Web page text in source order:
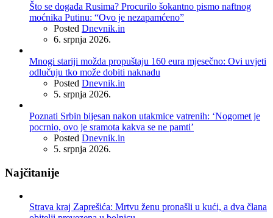
Što se događa Rusima? Procurilo šokantno pismo naftnog
moćnika Putinu: “Ovo je nezapamćeno”
Posted Dnevnik.in
6. srpnja 2026.
Mnogi stariji možda propuštaju 160 eura mjesečno: Ovi uvjeti
odlučuju tko može dobiti naknadu
Posted Dnevnik.in
5. srpnja 2026.
Poznati Srbin bijesan nakon utakmice vatrenih: ‘Nogomet je
pocrnio, ovo je sramota kakva se ne pamti’
Posted Dnevnik.in
5. srpnja 2026.
Najčitanije
Strava kraj Zaprešića: Mrtvu ženu pronašli u kući, a dva člana